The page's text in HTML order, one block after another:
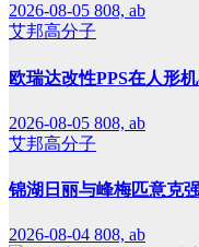
2026-08-05 808, ab
艾邦高分子
欧瑞达改性PPS在人形
2026-08-05 808, ab
艾邦高分子
锦湖日丽与峰梅匹意克
2026-08-04 808, ab